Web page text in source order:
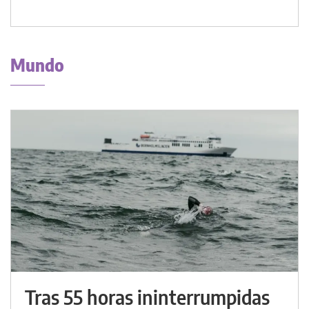
Mundo
Tras 55 horas ininterrumpidas